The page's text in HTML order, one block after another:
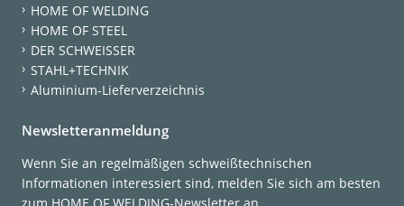
HOME OF WELDING
HOME OF STEEL
DER SCHWEISSER
STAHL+TECHNIK
Aluminium-Lieferverzeichnis
Newsletteranmeldung
Wenn Sie an regelmäßigen schweißtechnischen
Informationen interessiert sind, melden Sie sich am besten